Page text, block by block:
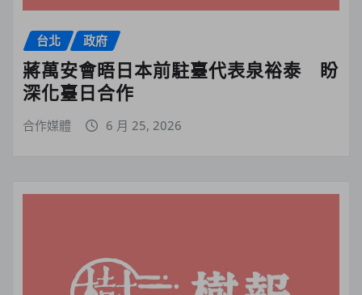
台北 政府
蔣萬安會晤日本前駐臺代表泉裕泰 盼
深化臺日合作
合作媒體 6 月 25, 2026